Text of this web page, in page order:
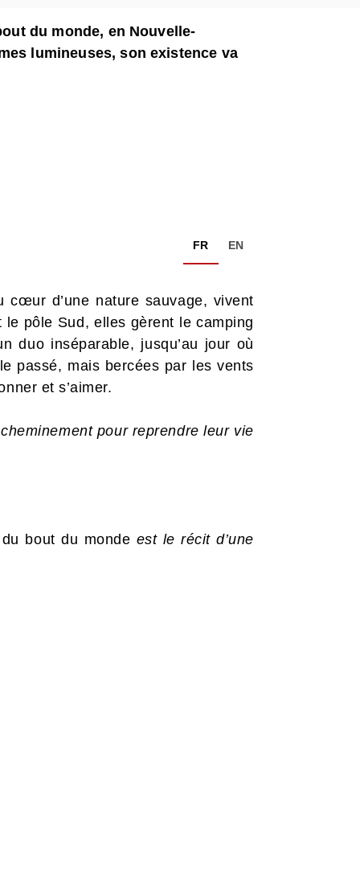
du monde, en Nouvelle-
lumineuses, son existence va
FR EN
d’une nature sauvage, vivent
pôle Sud, elles gèrent le camping
duo inséparable, jusqu’au jour où
passé, mais bercées par les vents
et s’aimer.
pour reprendre leur vie
bout du monde est le récit d’une